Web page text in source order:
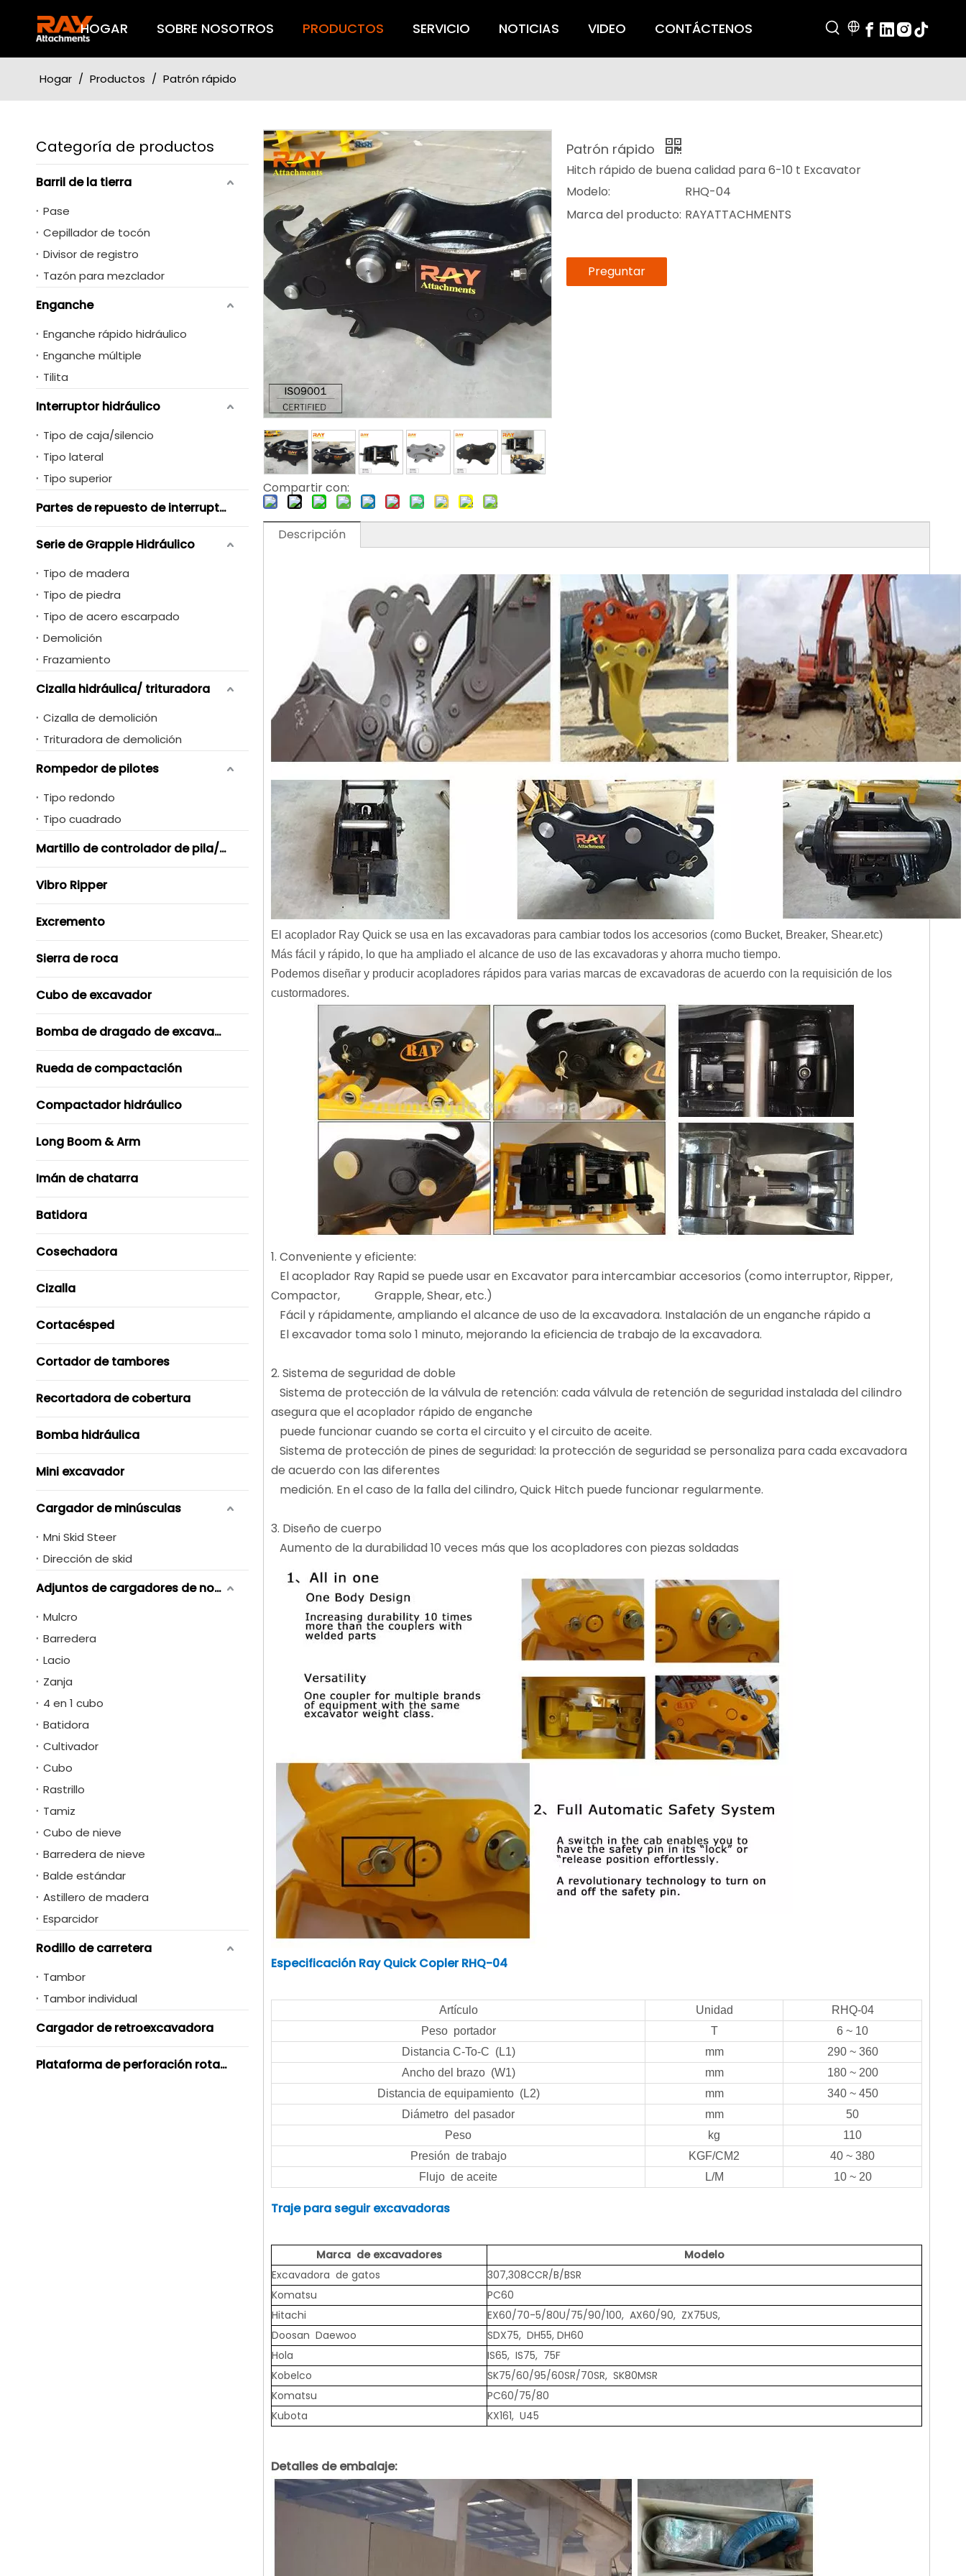
HOGAR SOBRE NOSOTROS PRODUCTOS SERVICIO NOTICIAS VIDEO CONTÁCTENOS
Hogar / Productos / Patrón rápido
Categoría de productos
Barril de la tierra
Pase
Cepillador de tocón
Divisor de registro
Tazón para mezclador
Enganche
Enganche rápido hidráulico
Enganche múltiple
Tilita
Interruptor hidráulico
Tipo de caja/silencio
Tipo lateral
Tipo superior
Partes de repuesto de interruptores hidráulicos
Serie de Grapple Hidráulico
Tipo de madera
Tipo de piedra
Tipo de acero escarpado
Demolición
Frazamiento
Cizalla hidráulica/ trituradora
Cizalla de demolición
Trituradora de demolición
Rompedor de pilotes
Tipo redondo
Tipo cuadrado
Martillo de controlador de pila/ Vibro
Vibro Ripper
Excremento
Sierra de roca
Cubo de excavador
Bomba de dragado de excavador
Rueda de compactación
Compactador hidráulico
Long Boom & Arm
Imán de chatarra
Batidora
Cosechadora
Cizalla
Cortacésped
Cortador de tambores
Recortadora de cobertura
Bomba hidráulica
Mini excavador
Cargador de minúsculas
Mni Skid Steer
Dirección de skid
Adjuntos de cargadores de novero de skid
Mulcro
Barredera
Lacio
Zanja
4 en 1 cubo
Batidora
Cultivador
Cubo
Rastrillo
Tamiz
Cubo de nieve
Barredera de nieve
Balde estándar
Astillero de madera
Esparcidor
Rodillo de carretera
Tambor
Tambor individual
Cargador de retroexcavadora
Plataforma de perforación rotativa
Compartir con:
Patrón rápido
Hitch rápido de buena calidad para 6-10 t Excavator
Modelo:
RHQ-04
Marca del producto: RAYATTACHMENTS
Preguntar
Descripción
El acoplador Ray Quick se usa en las excavadoras para cambiar todos los accesorios (como Bucket, Breaker, Shear.etc)
Más fácil y rápido, lo que ha ampliado el alcance de uso de las excavadoras y ahorra mucho tiempo.
Podemos diseñar y producir acopladores rápidos para varias marcas de excavadoras de acuerdo con la requisición de los
custormadores.
1. Conveniente y eficiente:
El acoplador Ray Rapid se puede usar en Excavator para intercambiar accesorios (como interruptor, Ripper,
Compactor, Grapple, Shear, etc.)
Fácil y rápidamente, ampliando el alcance de uso de la excavadora. Instalación de un enganche rápido a
El excavador toma solo 1 minuto, mejorando la eficiencia de trabajo de la excavadora.
2. Sistema de seguridad de doble
Sistema de protección de la válvula de retención: cada válvula de retención de seguridad instalada del cilindro
asegura que el acoplador rápido de enganche
puede funcionar cuando se corta el circuito y el circuito de aceite.
Sistema de protección de pines de seguridad: la protección de seguridad se personaliza para cada excavadora
de acuerdo con las diferentes
medición. En el caso de la falla del cilindro, Quick Hitch puede funcionar regularmente.
3. Diseño de cuerpo
Aumento de la durabilidad 10 veces más que los acopladores con piezas soldadas
Especificación Ray Quick Copler RHQ-04
Artículo Unidad
RHQ-04
Peso portador
T
6 ~ 10
Distancia C-To-C (L1)
mm
290 ~ 360
Ancho del brazo (W1)
mm
180 ~ 200
Distancia de equipamiento (L2)
mm
340 ~ 450
Diámetro del pasador
mm
50
Peso
kg
110
Presión de trabajo
KGF/CM2
40 ~ 380
Flujo de aceite
L/M 10 ~ 20
Traje para seguir excavadoras
Marca de excavadores
Modelo
Excavadora de gatos
307,308CCR/B/BSR
Komatsu
PC60
Hitachi
EX60/70-5/80U/75/90/100, AX60/90, ZX75US,
Doosan Daewoo
SDX75, DH55, DH60
Hola
IS65, IS75, 75F
Kobelco
SK75/60/95/60SR/70SR, SK80MSR
Komatsu
PC60/75/80
Kubota
KX161, U45
Detalles de embalaje: